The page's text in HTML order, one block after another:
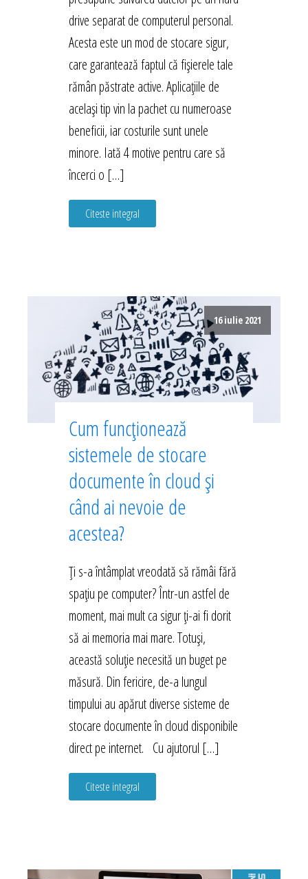
drive separat de computerul personal.
Acesta este un mod de stocare sigur,
care garantează faptul că fișierele tale
rămân păstrate active. Aplicațiile de
același tip vin la pachet cu numeroase
beneficii, iar costurile sunt unele
minore. Iată 4 motive pentru care să
încerci o […]
Citeste integral
16 iulie 2021
Cum funcționează
sistemele de stocare
documente în cloud și
când ai nevoie de
acestea?
Ți s-a întâmplat vreodată să rămâi fără
spațiu pe computer? Într-un astfel de
moment, mai mult ca sigur ți-ai fi dorit
să ai memoria mai mare. Totuși,
această soluție necesită un buget pe
măsură. Din fericire, de-a lungul
timpului au apărut diverse sisteme de
stocare documente în cloud disponibile
direct pe internet. Cu ajutorul […]
Citeste integral